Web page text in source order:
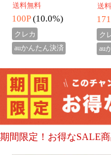
マリーハニー TA 30+ 130g
スタンドパック マヌカハニ
ーと同様の健康活性力 分析
証明書付 オーガニック認定
1,808円 （税込*）
送料無
180P (10.0%)
クレカ auかんたん決済